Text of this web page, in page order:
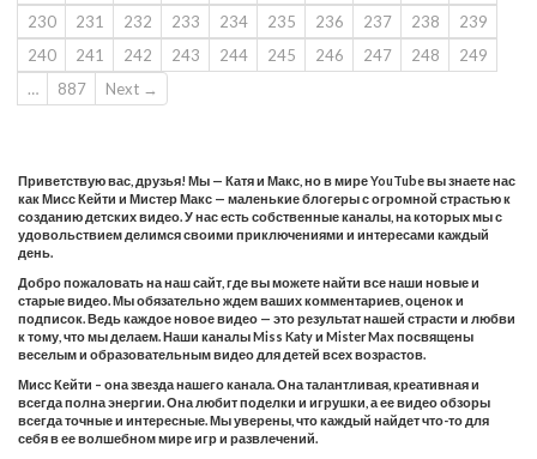
230
231 232 233 234 235 236 237 238
239
240
241 242 243 244 245 246 247 248
249
…
887 Next →
Приветствую вас, друзья! Мы — Катя и Макс, но в мире YouTube вы знаете нас
как Мисс Кейти и Мистер Макс — маленькие блогеры с огромной страстью к
созданию детских видео. У нас есть собственные каналы, на которых мы с
удовольствием делимся своими приключениями и интересами каждый
день.
Добро пожаловать на наш сайт, где вы можете найти все наши новые и
старые видео. Мы обязательно ждем ваших комментариев, оценок и
подписок. Ведь каждое новое видео — это результат нашей страсти и любви
к тому, что мы делаем. Наши каналы Miss Katy и Mister Max посвящены
веселым и образовательным видео для детей всех возрастов.
Мисс Кейти – она звезда нашего канала. Она талантливая, креативная и
всегда полна энергии. Она любит поделки и игрушки, а ее видео обзоры
всегда точные и интересные. Мы уверены, что каждый найдет что-то для
себя в ее волшебном мире игр и развлечений.